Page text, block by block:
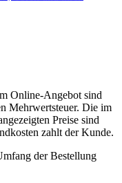
Online-Angebot sind
Mehrwertsteuer. Die im
Preise sind
zahlt der Kunde.
der Bestellung